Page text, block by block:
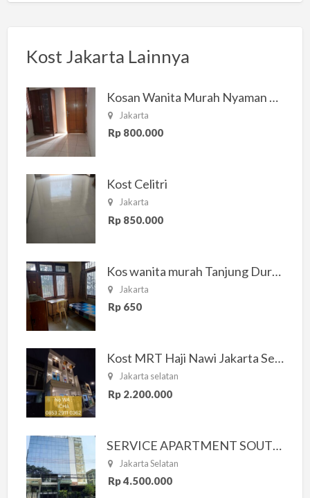
Kost Jakarta Lainnya
Kosan Wanita Murah Nyaman di Jakarta Selatan
Jakarta
Rp 800.000
Kost Celitri
Jakarta
Rp 850.000
Kos wanita murah Tanjung Duren Jakarta Barat
Jakarta
Rp 650
Kost MRT Haji Nawi Jakarta Selatan
Jakarta selatan
Rp 2.200.000
SERVICE APARTMENT SOUTH RESIDENCE
Jakarta Selatan
Rp 4.500.000